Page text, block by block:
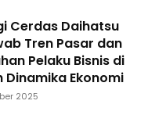
Cerdas Daihatsu
Tren Pasar dan
Pelaku Bisnis di
Dinamika Ekonomi
2025